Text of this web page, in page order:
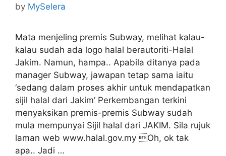
by MySelera
Mata menjeling premis Subway, melihat kalau-
kalau sudah ada logo halal berautoriti-Halal
Jakim. Namun, hampa.. Apabila ditanya pada
manager Subway, jawapan tetap sama iaitu
‘sedang dalam proses akhir untuk mendapatkan
sijil halal dari Jakim’ Perkembangan terkini
menyaksikan premis-premis Subway sudah
mula mempunyai Sijil halal dari JAKIM. Sila rujuk
laman web www.halal.gov.my Oh, ok tak
apa.. Jadi …